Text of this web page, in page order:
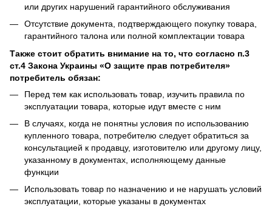
или других нарушений гарантийного обслуживания
Отсутствие документа, подтверждающего покупку товара,
гарантийного талона или полной комплектации товара
Также стоит обратить внимание на то, что согласно п.3
ст.4 Закона Украины «О защите прав потребителя»
потребитель обязан:
Перед тем как использовать товар, изучить правила по
эксплуатации товара, которые идут вместе с ним
В случаях, когда не понятны условия по использованию
купленного товара, потребителю следует обратиться за
консультацией к продавцу, изготовителю или другому лицу,
указанному в документах, исполняющему данные
функции
Использовать товар по назначению и не нарушать условий
эксплуатации, которые указаны в документах